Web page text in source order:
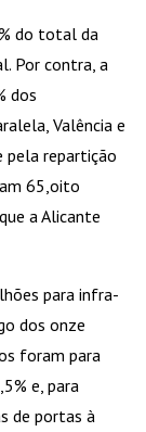
do total da
Por contra, a
dos
Valência e
pela repartição
65,oito
a Alicante
para infra-
dos onze
foram para
e, para
de portas à